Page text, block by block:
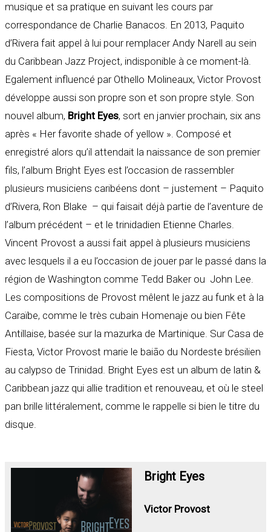
musique et sa pratique en suivant les cours par
correspondance de Charlie Banacos. En 2013, Paquito
d’Rivera fait appel à lui pour remplacer Andy Narell au sein
du Caribbean Jazz Project, indisponible à ce moment-là.
Egalement influencé par Othello Molineaux, Victor Provost
développe aussi son propre son et son propre style. Son
nouvel album, Bright Eyes, sort en janvier prochain, six ans
après « Her favorite shade of yellow ». Composé et
enregistré alors qu’il attendait la naissance de son premier
fils, l’album Bright Eyes est l’occasion de rassembler
plusieurs musiciens caribéens dont – justement – Paquito
d’Rivera, Ron Blake – qui faisait déjà partie de l’aventure de
l’album précédent – et le trinidadien Etienne Charles.
Vincent Provost a aussi fait appel à plusieurs musiciens
avec lesquels il a eu l’occasion de jouer par le passé dans la
région de Washington comme Tedd Baker ou John Lee.
Les compositions de Provost mêlent le jazz au funk et à la
Caraïbe, comme le très cubain Homenaje ou bien Fête
Antillaise, basée sur la mazurka de Martinique. Sur Casa de
Fiesta, Victor Provost marie le baião du Nordeste brésilien
au calypso de Trinidad. Bright Eyes est un album de latin &
Caribbean jazz qui allie tradition et renouveau, et où le steel
pan brille littéralement, comme le rappelle si bien le titre du
disque.
Bright Eyes
Victor Provost